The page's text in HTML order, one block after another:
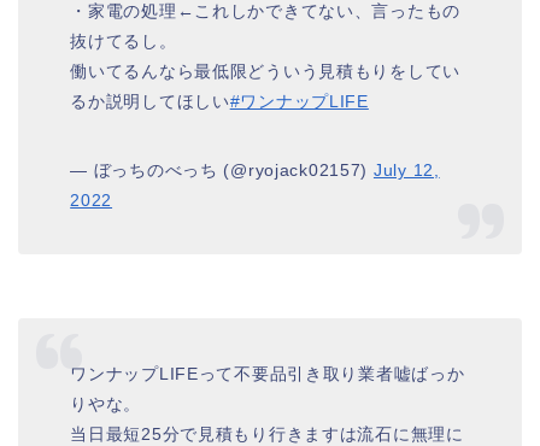
・家電の処理←これしかできてない、言ったもの
抜けてるし。
働いてるんなら最低限どういう見積もりをしてい
るか説明してほしい#ワンナップLIFE
— ぼっちのべっち (@ryojack02157) July 12,
2022
ワンナップLIFEって不要品引き取り業者嘘ばっか
りやな。
当日最短25分で見積もり行きますは流石に無理に